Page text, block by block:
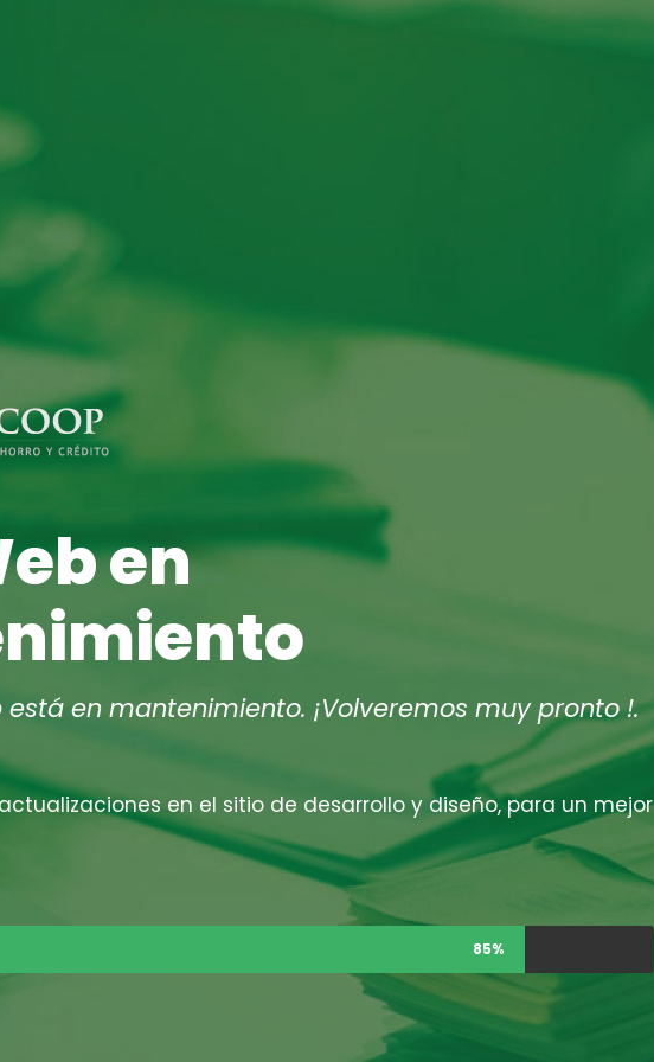
en
en mantenimiento. ¡Volveremos muy pronto !.
en el sitio de desarrollo y diseño, para un mejor
85%